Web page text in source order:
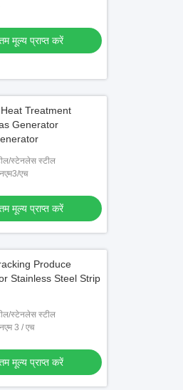
मूल्य प्राप्त करें
Treatment
Generator
स्टेनलेस स्टील
एच
मूल्य प्राप्त करें
Produce
Stainless Steel Strip
स्टेनलेस स्टील
3 / एच
मूल्य प्राप्त करें